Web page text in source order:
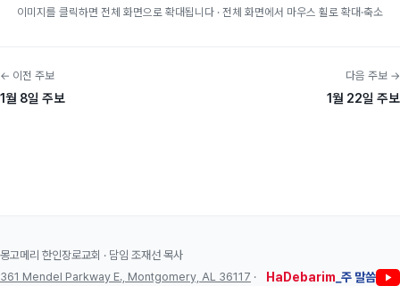
이미지를 클릭하면 전체 화면으로 확대됩니다 · 전체 화면에서 마우스 휠로 확대·축소
← 이전 주보
1월 8일 주보
다음 주보 →
1월 22일 주보
몽고메리 한인장로교회 · 담임 조재선 목사
361 Mendel Parkway E., Montgomery, AL 36117 ·
HaDebarim _주 말씀